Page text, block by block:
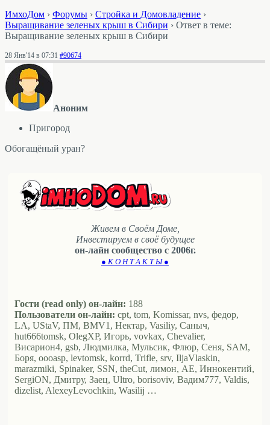
ИмхоДом › Форумы › Стройка и Домовладение ›
Выращивание зеленых крыш в Сибири › Ответ в теме:
Выращивание зеленых крыш в Сибири
28 Янв'14 в 07:31 #90674
Аноним
Пригород
Обогащёный уран?
Живем в Своём Доме,
Инвестируем в своё будущее
он-лайн сообщество с 2006г.
● К О Н Т А К Т Ы ●
Гости (read only) он-лайн: 188
Пользователи он-лайн: cpt, tom, Komissar, nvs, федор,
LA, UStaV, ПМ, BMV1, Нектар, Vasiliy, Саныч,
hut666tomsk, OlegXP, Игорь, vovkax, Chevalier,
Висариoн4, gsb, Людмилка, Мульсик, Флюр, Сеня, SAM,
Боря, oooasp, levtomsk, korrd, Trifle, srv, IljaVlaskin,
marazmiki, Spinaker, SSN, theCut, лимон, АЕ, Иннокентий,
SergiON, Дмитру, Заец, Ultro, borisoviv, Вадим777, Valdis,
dizelist, AlexeyLevochkin, Wasilij …